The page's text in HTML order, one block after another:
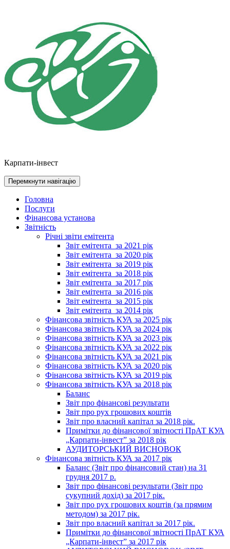
Карпати-інвест
Перемкнути навігацію
Головна
Послуги
Фінансова установа
Звітність
Річні звіти емітента
Звіт емітента_за 2021 рік
Звіт емітента_за 2020 рік
Звіт емітента_за 2019 рік
Звіт емітента_за 2018 рік
Звіт емітента_за 2017 рік
Звіт емітента_за 2016 рік
Звіт емітента_за 2015 рік
Звіт емітента_за 2014 рік
Фінансова звітність КУА за 2025 рік
Фінансова звітність КУА за 2024 рік
Фінансова звітність КУА за 2023 рік
Фінансова звітність КУА за 2022 рік
Фінансова звітність КУА за 2021 рік
Фінансова звітність КУА за 2020 рік
Фінансова звітність КУА за 2019 рік
Фінансова звітність КУА за 2018 рік
Баланс
Звіт про фінансові результати
Звіт про рух грошових коштів
Звіт про власний капітал за 2018 рік.
Примітки до фінансової звітності ПрАТ КУА
„Карпати-інвест” за 2018 рік
АУДИТОРСЬКИЙ ВИСНОВОК
Фінансова звітність КУА за 2017 рік
Баланс (Звіт про фінансовий стан) на 31
грудня 2017 р.
Звіт про фінансові результати (Звіт про
сукупний дохід) за 2017 рік.
Звіт про рух грошових коштів (за прямим
методом) за 2017 рік.
Звіт про власний капітал за 2017 рік.
Примітки до фінансової звітності ПрАТ КУА
„Карпати-інвест” за 2017 рік